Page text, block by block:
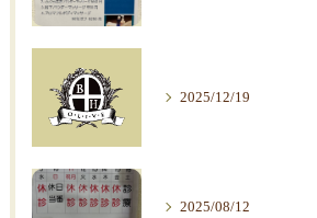
2025/12/19
2025/08/12